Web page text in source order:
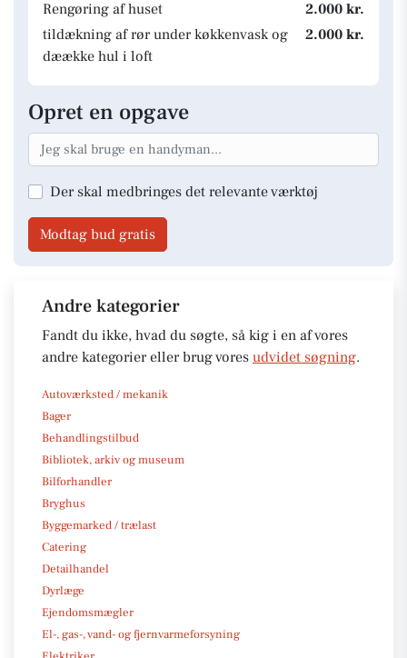
Rengøring af huset
2.000 kr.
tildækning af rør under køkkenvask og
dæække hul i loft
2.000 kr.
Opret en opgave
Der skal medbringes det relevante værktøj
Modtag bud gratis
Andre kategorier
Fandt du ikke, hvad du søgte, så kig i en af vores
andre kategorier eller brug vores udvidet søgning.
Autoværksted / mekanik
Bager
Behandlingstilbud
Bibliotek, arkiv og museum
Bilforhandler
Bryghus
Byggemarked / trælast
Catering
Detailhandel
Dyrlæge
Ejendomsmægler
El-, gas-, vand- og fjernvarmeforsyning